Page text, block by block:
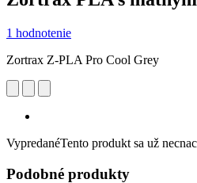
1 hodnotenie
Zortrax Z-PLA Pro Cool Grey
VypredanéTento produkt sa už
Podobné produkty